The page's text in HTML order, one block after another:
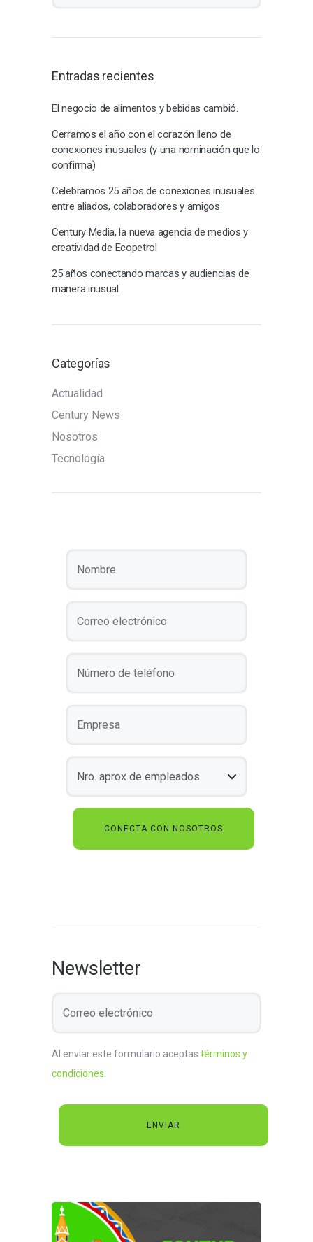
Entradas recientes
El negocio de alimentos y bebidas cambió.
Cerramos el año con el corazón lleno de
conexiones inusuales (y una nominación que lo
confirma)
Celebramos 25 años de conexiones inusuales
entre aliados, colaboradores y amigos
Century Media, la nueva agencia de medios y
creatividad de Ecopetrol
25 años conectando marcas y audiencias de
manera inusual
Categorías
Actualidad
Century News
Nosotros
Tecnología
Newsletter
Al enviar este formulario aceptas términos y
condiciones